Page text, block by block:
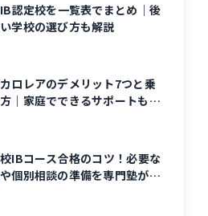
認定校を一覧表でまとめ｜後
学校の選び方も解説
ロレアのデメリット7つと乗
｜家庭でできるサポートも解
IBコース合格のコツ！必要な
個別相談の準備を専門塾が解